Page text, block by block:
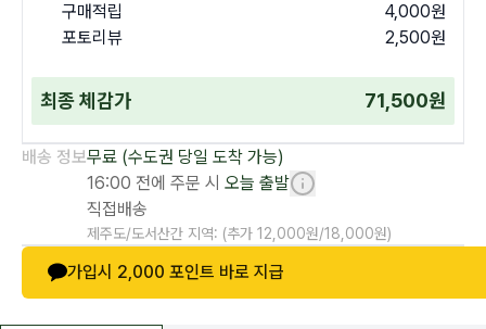
구매적립 4,000원
포토리뷰
2,500원
최종 체감가 71,500원
배송 정보무료 (수도권 당일 도착 가능)
16:00 전에 주문 시 오늘 출발
직접배송
제주도/도서산간 지역: (추가 12,000원/18,000원)
가입시 2,000 포인트 바로 지급